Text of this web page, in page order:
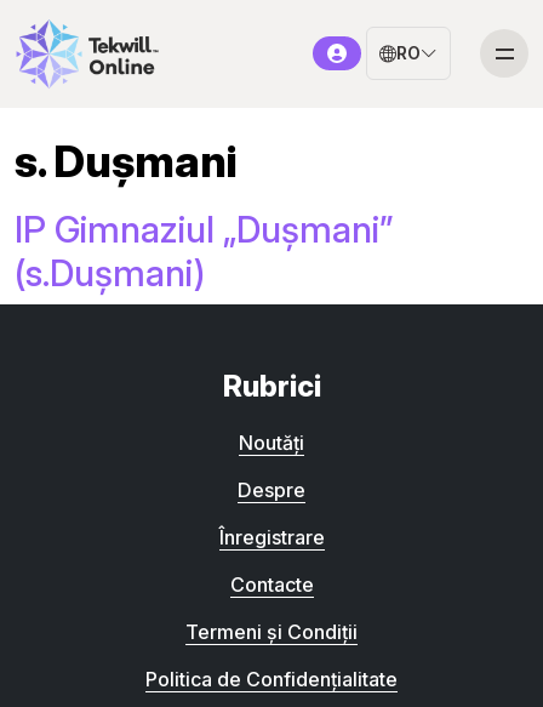
RO
s. Dușmani
IP Gimnaziul „Dușmani”
(s.Dușmani)
Rubrici
Noutăți
Despre
Înregistrare
Contacte
Termeni și Condiții
Politica de Confidențialitate